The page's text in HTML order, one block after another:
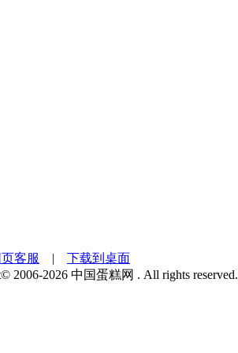
页客服 | 下载到桌面
2006-2026 中国蛋糕网 . All rights reserved.